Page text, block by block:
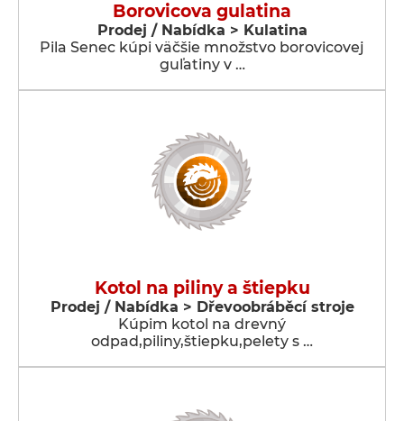
Borovicova gulatina
Prodej / Nabídka > Kulatina
Pila Senec kúpi väčšie množstvo borovicovej
guľatiny v …
Kotol na piliny a štiepku
Prodej / Nabídka > Dřevoobráběcí stroje
Kúpim kotol na drevný
odpad,piliny,štiepku,pelety s …